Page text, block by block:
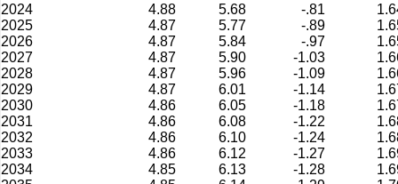
2024
4.88 5.68 -.81
2025
4.87 5.77 -.89
2026
4.87 5.84 -.97
2027
4.87 5.90 -1.03
2028
4.87 5.96 -1.09
2029
4.87 6.01 -1.14
2030
4.86 6.05 -1.18
2031
4.86 6.08 -1.22
2032
4.86 6.10 -1.24
2033
4.86 6.12 -1.27
2034
4.85 6.13 -1.28